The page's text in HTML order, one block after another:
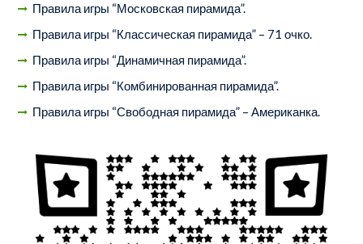
Правила игры “Московская пирамида”.
Правила игры “Классическая пирамида” – 71 очко.
Правила игры “Динамичная пирамида”.
Правила игры “Комбинированная пирамида”.
Правила игры “Свободная пирамида” – Американка.